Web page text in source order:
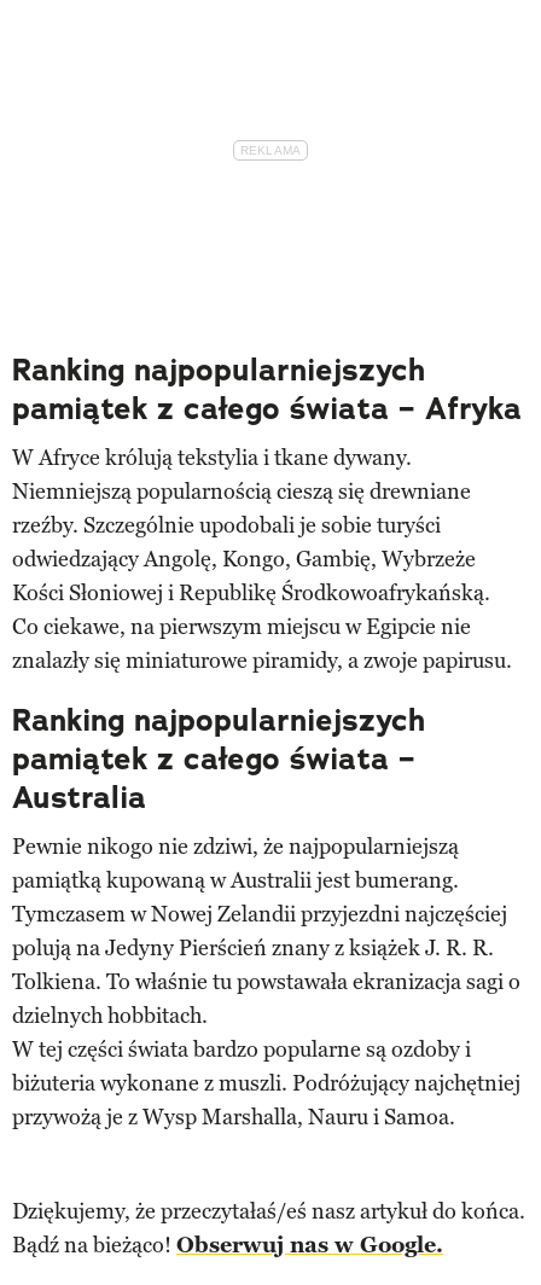
Ranking najpopularniejszych
pamiątek z całego świata – Afryka
W Afryce królują tekstylia i tkane dywany.
Niemniejszą popularnością cieszą się drewniane
rzeźby. Szczególnie upodobali je sobie turyści
odwiedzający Angolę, Kongo, Gambię, Wybrzeże
Kości Słoniowej i Republikę Środkowoafrykańską.
Co ciekawe, na pierwszym miejscu w Egipcie nie
znalazły się miniaturowe piramidy, a zwoje papirusu.
Ranking najpopularniejszych
pamiątek z całego świata –
Australia
Pewnie nikogo nie zdziwi, że najpopularniejszą
pamiątką kupowaną w Australii jest bumerang.
Tymczasem w Nowej Zelandii przyjezdni najczęściej
polują na Jedyny Pierścień znany z książek J. R. R.
Tolkiena. To właśnie tu powstawała ekranizacja sagi o
dzielnych hobbitach.
W tej części świata bardzo popularne są ozdoby i
biżuteria wykonane z muszli. Podróżujący najchętniej
przywożą je z Wysp Marshalla, Nauru i Samoa.
Dziękujemy, że przeczytałaś/eś nasz artykuł do końca.
Bądź na bieżąco! Obserwuj nas w Google.